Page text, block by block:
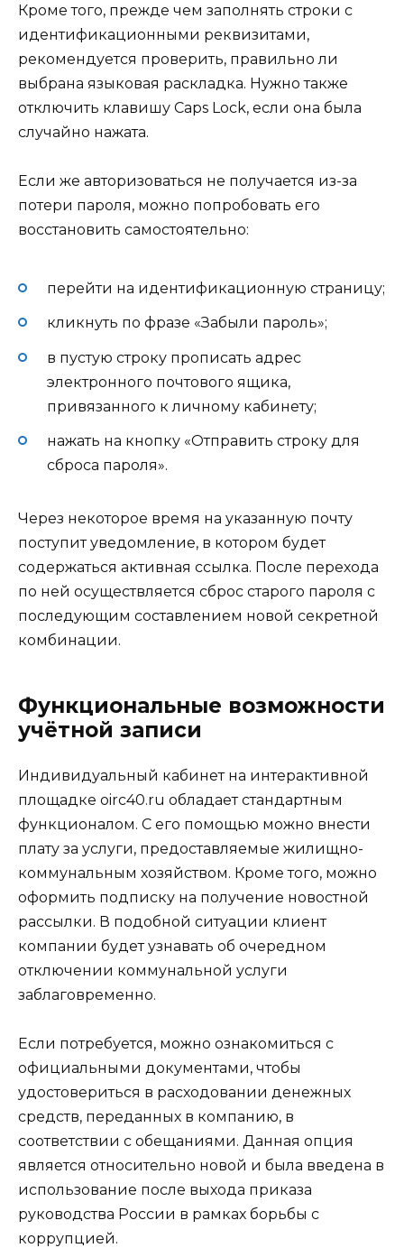
Кроме того, прежде чем заполнять строки с
идентификационными реквизитами,
рекомендуется проверить, правильно ли
выбрана языковая раскладка. Нужно также
отключить клавишу Caps Lock, если она была
случайно нажата.
Если же авторизоваться не получается из-за
потери пароля, можно попробовать его
восстановить самостоятельно:
перейти на идентификационную страницу;
кликнуть по фразе «Забыли пароль»;
в пустую строку прописать адрес
электронного почтового ящика,
привязанного к личному кабинету;
нажать на кнопку «Отправить строку для
сброса пароля».
Через некоторое время на указанную почту
поступит уведомление, в котором будет
содержаться активная ссылка. После перехода
по ней осуществляется сброс старого пароля с
последующим составлением новой секретной
комбинации.
Функциональные возможности
учётной записи
Индивидуальный кабинет на интерактивной
площадке oirc40.ru обладает стандартным
функционалом. С его помощью можно внести
плату за услуги, предоставляемые жилищно-
коммунальным хозяйством. Кроме того, можно
оформить подписку на получение новостной
рассылки. В подобной ситуации клиент
компании будет узнавать об очередном
отключении коммунальной услуги
заблаговременно.
Если потребуется, можно ознакомиться с
официальными документами, чтобы
удостовериться в расходовании денежных
средств, переданных в компанию, в
соответствии с обещаниями. Данная опция
является относительно новой и была введена в
использование после выхода приказа
руководства России в рамках борьбы с
коррупцией.